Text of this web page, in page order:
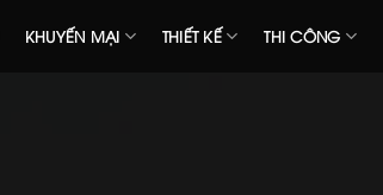
KHUYẾN MẠI THIẾT KẾ THI CÔNG